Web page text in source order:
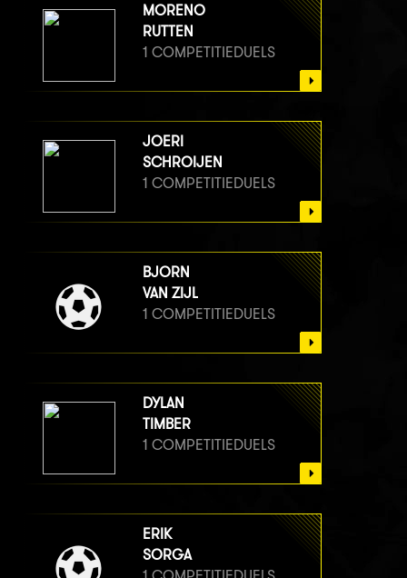
MORENO
RUTTEN
1 COMPETITIEDUELS
JOERI
SCHROIJEN
1 COMPETITIEDUELS
BJORN
VAN ZIJL
1 COMPETITIEDUELS
DYLAN
TIMBER
1 COMPETITIEDUELS
ERIK
SORGA